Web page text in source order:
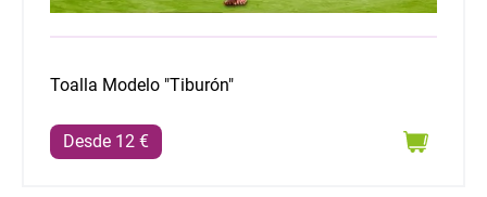
Toalla Modelo "Tiburón"
Desde 12 €